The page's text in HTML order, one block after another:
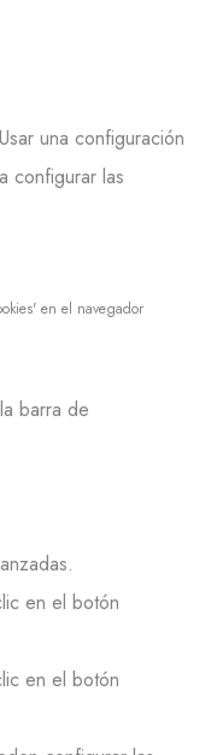
una configuración
configurar las
en el navegador
barra de
en el botón
en el botón